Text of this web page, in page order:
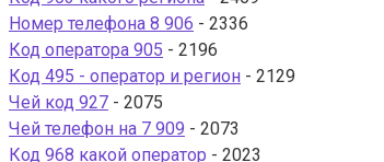
Номер телефона 8 906 - 2336
Код оператора 905 - 2196
Код 495 - оператор и регион - 2129
Чей код 927 - 2075
Чей телефон на 7 909 - 2073
Код 968 какой оператор - 2023